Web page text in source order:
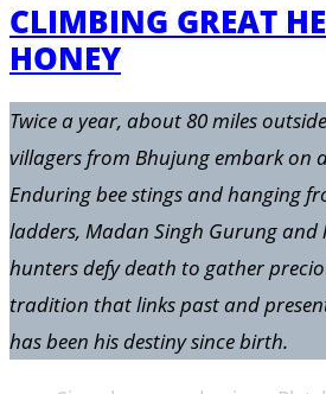
CLIMBING GREAT
HONEY
Twice a year, about 80 miles
villagers from Bhujung embark on
Enduring bee stings and hanging
ladders, Madan Singh Gurung and
hunters defy death to gather
tradition that links past and
has been his destiny since birth.